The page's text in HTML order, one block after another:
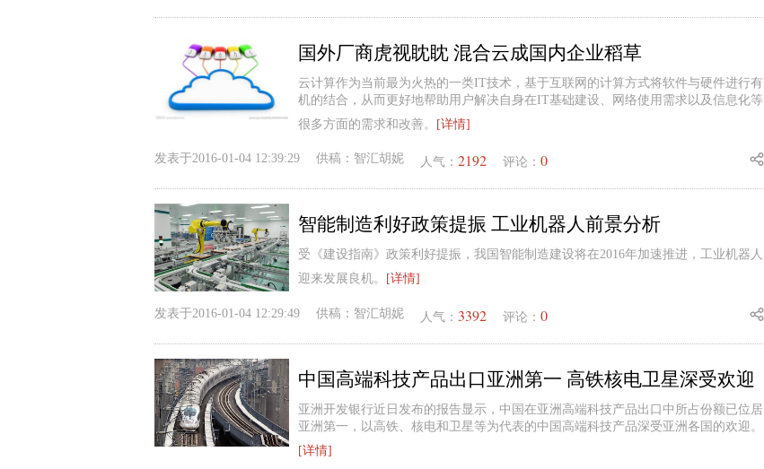
国外厂商虎视眈眈 混合云成国内企业稻草
云计算作为当前最为火热的一类IT技术，基于互联网的计算方式将软件与硬件进行有
机的结合，从而更好地帮助用户解决自身在IT基础建设、网络使用需求以及信息化等
很多方面的需求和改善。
[详情]
发表于2016-01-04 12:39:29 供稿： 智汇胡妮 人气： 2192 评论： 0
智能制造利好政策提振 工业机器人前景分析
受《建设指南》政策利好提振，我国智能制造建设将在2016年加速推进，工业机器人
迎来发展良机。
[详情]
发表于2016-01-04 12:29:49 供稿： 智汇胡妮 人气： 3392 评论： 0
中国高端科技产品出口亚洲第一 高铁核电卫星深受欢迎
亚洲开发银行近日发布的报告显示，中国在亚洲高端科技产品出口中所占份额已位居
亚洲第一，以高铁、核电和卫星等为代表的中国高端科技产品深受亚洲各国的欢迎。
[详情]